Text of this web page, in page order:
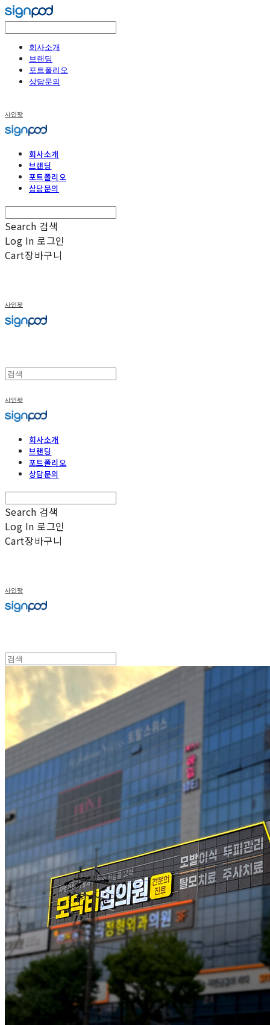
회사소개
브랜딩
포트폴리오
상담문의
사인팟
회사소개
브랜딩
포트폴리오
상담문의
Search 검색
Log In 로그인
Cart장바구니
사인팟
사인팟
회사소개
브랜딩
포트폴리오
상담문의
Search 검색
Log In 로그인
Cart장바구니
사인팟